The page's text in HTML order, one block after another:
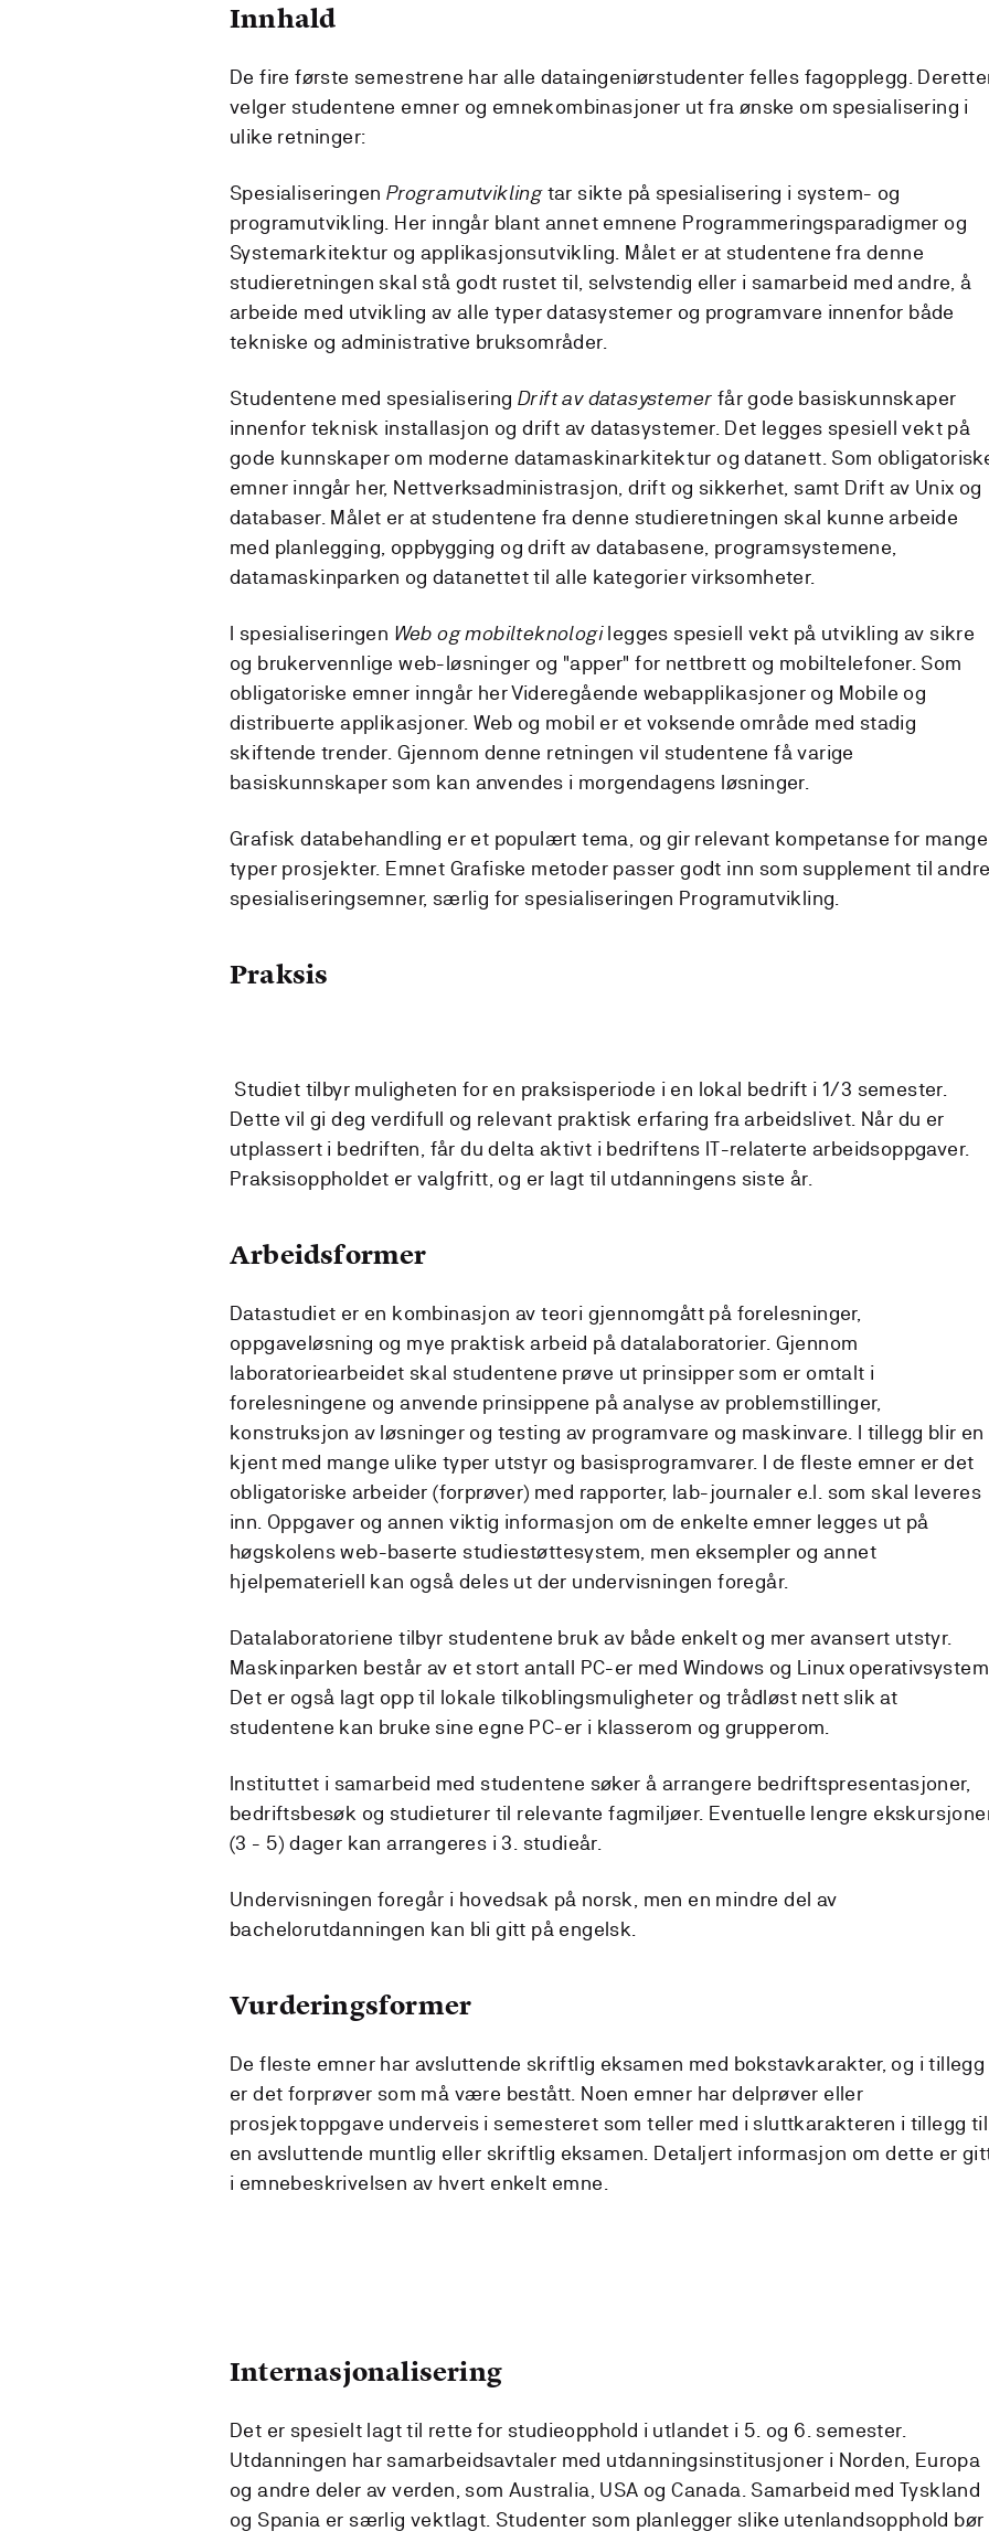
Innhald
De fire første semestrene har alle dataingeniørstudenter felles fagopplegg.
velger studentene emner og emnekombinasjoner ut fra ønske om spesialisering i
ulike retninger:
Spesialiseringen Programutviklingtar sikte på spesialisering i system- og
programutvikling. Her inngår blant annet emnene Programmeringsparadigmer og
Systemarkitektur og applikasjonsutvikling. Målet er at studentene fra denne
studieretningen skal stå godt rustet til, selvstendig eller i samarbeid med andre, å
arbeide med utvikling av alle typer datasystemer og programvare innenfor både
tekniske og administrative bruksområder.
Studentene med spesialisering Drift av datasystemer får gode basiskunnskaper
innenfor teknisk installasjon og drift av datasystemer. Det legges spesiell vekt på
gode kunnskaper om moderne datamaskinarkitektur og datanett. Som
emner inngår her, Nettverksadministrasjon, drift og sikkerhet, samt Drift av Unix og
databaser. Målet er at studentene fra denne studieretningen skal kunne arbeide
med planlegging, oppbygging og drift av databasene, programsystemene,
datamaskinparken og datanettet til alle kategorier virksomheter.
I spesialiseringen Web og mobilteknologilegges spesiell vekt på utvikling av sikre
og brukervennlige web-løsninger og "apper" for nettbrett og mobiltelefoner. Som
obligatoriske emner inngår her Videregående webapplikasjoner og Mobile og
distribuerte applikasjoner. Web og mobil er et voksende område med stadig
skiftende trender. Gjennom denne retningen vil studentene få varige
basiskunnskaper som kan anvendes i morgendagens løsninger.
Grafisk databehandling er et populært tema, og gir relevant kompetanse for mange
typer prosjekter. Emnet Grafiske metoder passer godt inn som supplement til
spesialiseringsemner, særlig for spesialiseringen Programutvikling.
Praksis
Studiet tilbyr muligheten for en praksisperiode i en lokal bedrift i 1/3 semester.
Dette vil gi deg verdifull og relevant praktisk erfaring fra arbeidslivet. Når du er
utplassert i bedriften, får du delta aktivt i bedriftens IT-relaterte arbeidsoppgaver.
Praksisoppholdet er valgfritt, og er lagt til utdanningens siste år.
Arbeidsformer
Datastudiet er en kombinasjon av teori gjennomgått på forelesninger,
oppgaveløsning og mye praktisk arbeid på datalaboratorier. Gjennom
laboratoriearbeidet skal studentene prøve ut prinsipper som er omtalt i
forelesningene og anvende prinsippene på analyse av problemstillinger,
konstruksjon av løsninger og testing av programvare og maskinvare. I tillegg blir en
kjent med mange ulike typer utstyr og basisprogramvarer. I de fleste emner er det
obligatoriske arbeider (forprøver) med rapporter, lab-journaler e.l. som skal leveres
inn. Oppgaver og annen viktig informasjon om de enkelte emner legges ut på
høgskolens web-baserte studiestøttesystem, men eksempler og annet
hjelpemateriell kan også deles ut der undervisningen foregår.
Datalaboratoriene tilbyr studentene bruk av både enkelt og mer avansert utstyr.
Maskinparken består av et stort antall PC-er med Windows og Linux
Det er også lagt opp til lokale tilkoblingsmuligheter og trådløst nett slik at
studentene kan bruke sine egne PC-er i klasserom og grupperom.
Instituttet i samarbeid med studentene søker å arrangere bedriftspresentasjoner,
bedriftsbesøk og studieturer til relevante fagmiljøer. Eventuelle lengre
(3 - 5) dager kan arrangeres i 3. studieår.
Undervisningen foregår i hovedsak på norsk, men en mindre del av
bachelorutdanningen kan bli gitt på engelsk.
Vurderingsformer
De fleste emner har avsluttende skriftlig eksamen med bokstavkarakter, og i tillegg
er det forprøver som må være bestått. Noen emner har delprøver eller
prosjektoppgave underveis i semesteret som teller med i sluttkarakteren i tillegg til
en avsluttende muntlig eller skriftlig eksamen. Detaljert informasjon om dette er
i emnebeskrivelsen av hvert enkelt emne.
Internasjonalisering
Det er spesielt lagt til rette for studieopphold i utlandet i 5. og 6. semester.
Utdanningen har samarbeidsavtaler med utdanningsinstitusjoner i Norden, Europa
og andre deler av verden, som Australia, USA og Canada. Samarbeid med Tyskland
og Spania er særlig vektlagt. Studenter som planlegger slike utenlandsopphold bør